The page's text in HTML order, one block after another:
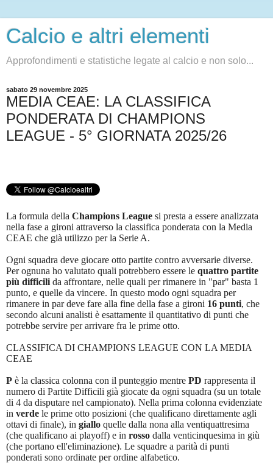
Calcio e altri elementi
Approfondimenti e statistiche legate al calcio e non solo...
sabato 29 novembre 2025
MEDIA CEAE: LA CLASSIFICA
PONDERATA DI CHAMPIONS
LEAGUE - 5° GIORNATA 2025/26
La formula della Champions League si presta a essere analizzata
nella fase a gironi attraverso la classifica ponderata con la Media
CEAE che già utilizzo per la Serie A.
Ogni squadra deve giocare otto partite contro avversarie diverse.
Per ognuna ho valutato quali potrebbero essere le quattro partite
più difficili da affrontare, nelle quali per rimanere in "par" basta 1
punto, e quelle da vincere. In questo modo ogni squadra per
rimanere in par deve fare alla fine della fase a gironi 16 punti, che
secondo alcuni analisti è esattamente il quantitativo di punti che
potrebbe servire per arrivare fra le prime otto.
CLASSIFICA DI CHAMPIONS LEAGUE CON LA MEDIA
CEAE
P è la classica colonna con il punteggio mentre PD rappresenta il
numero di Partite Difficili già giocate da ogni squadra (su un totale
di 4 da disputare nel campionato). Nella prima colonna evidenziate
in verde le prime otto posizioni (che qualificano direttamente agli
ottavi di finale), in giallo quelle dalla nona alla ventiquattresima
(che qualificano ai playoff) e in rosso dalla venticinquesima in giù
(che portano ell'eliminazione). Le squadre a parità di punti
ponderati sono ordinate per ordine alfabetico.